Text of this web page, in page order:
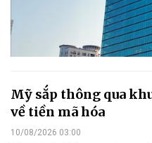
Mỹ sắp thông qua
về tiền mã hóa
10/08/2026 03:00